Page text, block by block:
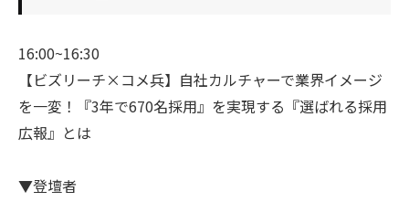
16:00~16:30
【ビズリーチ×コメ兵】自社カルチャーで業界イメージ
を一変！『3年で670名採用』を実現する『選ばれる採用
広報』とは
▼登壇者